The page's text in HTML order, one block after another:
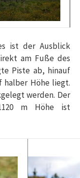
ist der Ausblick
am Fuße des
Piste ab, hinauf
halber Höhe liegt.
werden. Der
m Höhe ist